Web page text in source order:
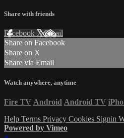
Share with friends
Facebook XEmail
Share on Facebook
Share on X
Share via Email
Watch anywhere, anytime
Fire TV Android Android TV
Help Terms Privacy Cookies Signin
Powered by Vimeo